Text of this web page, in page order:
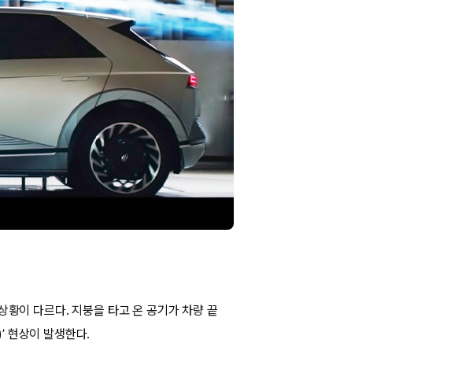
황이 다르다. 지붕을 타고 온 공기가 차량 끝
현상이 발생한다.